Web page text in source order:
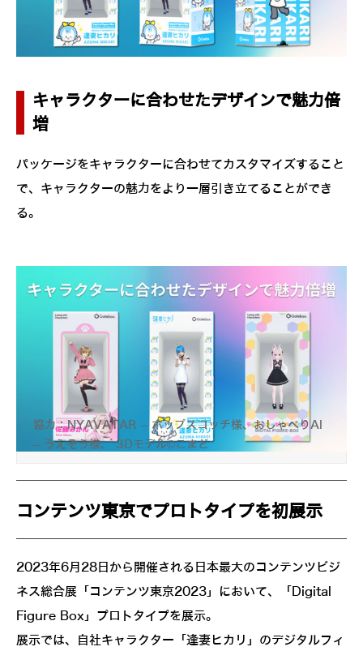
キャラクターに合わせたデザインで魅力倍
増
パッケージをキャラクターに合わせてカスタマイズすること
で、キャラクターの魅力をより一層引き立てることができ
る。
協力：NYAVATAR – ホップスコッチ様、おしゃべりAI
– うえぞう様、 3Dモデル©こまど
コンテンツ東京でプロトタイプを初展示
2023年6月28日から開催される日本最大のコンテンツビジ
ネス総合展「コンテンツ東京2023」において、「Digital
Figure Box」プロトタイプを展示。
展示では、自社キャラクター「逢妻ヒカリ」のデジタルフィ